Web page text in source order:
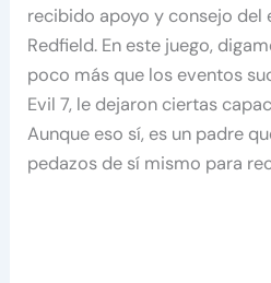
recibido apoyo y consejo del
Redfield. En este juego,
poco más que los eventos
Evil 7, le dejaron ciertas
Aunque eso sí, es un padre
pedazos de sí mismo para